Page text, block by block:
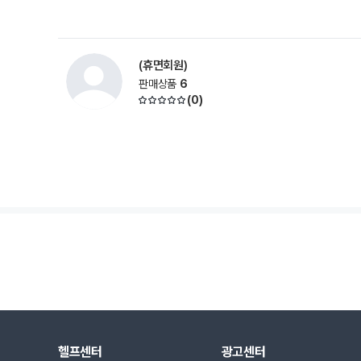
(휴면회원)
판매상품 6
(0)
헬프센터 광고센터